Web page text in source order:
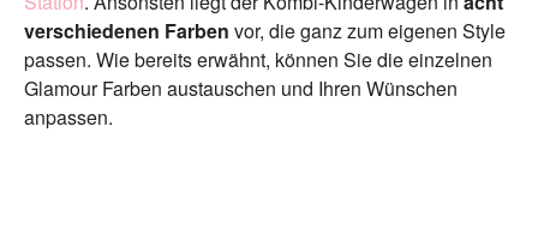
verschiedenen Farben vor, die ganz zum eigenen Style
passen. Wie bereits erwähnt, können Sie die einzelnen
Glamour Farben austauschen und Ihren Wünschen
anpassen.